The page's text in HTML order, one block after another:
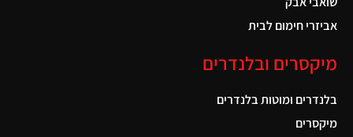
אביזרי חימום לבית
מיקסרים ובלנדרים
בלנדרים ומוטות בלנדרים
מיקסרים